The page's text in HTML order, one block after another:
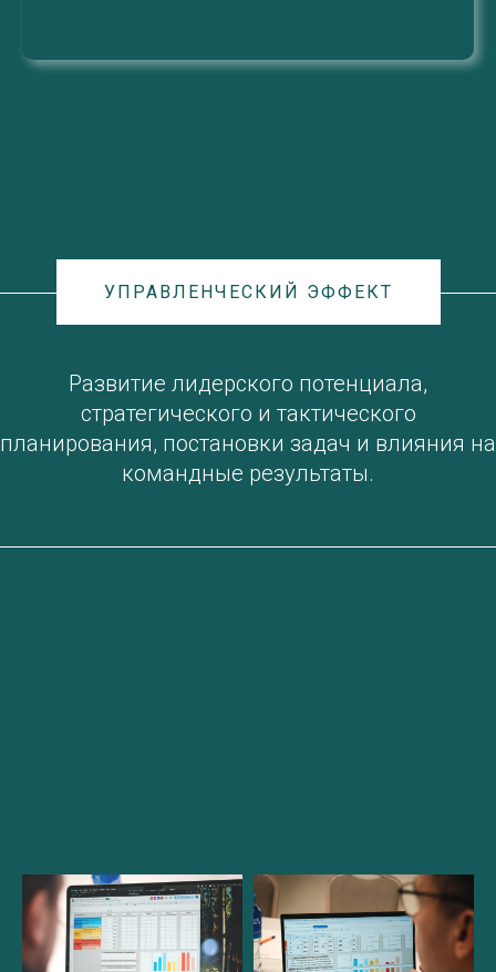
УПРАВЛЕНЧЕСКИЙ ЭФФЕКТ
Развитие лидерского потенциала,
стратегического и тактического
планирования, постановки задач и влияния на
командные результаты.